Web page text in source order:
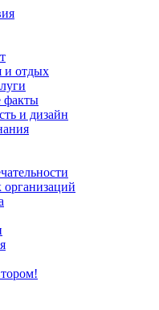
и отдых
факты
и дизайн